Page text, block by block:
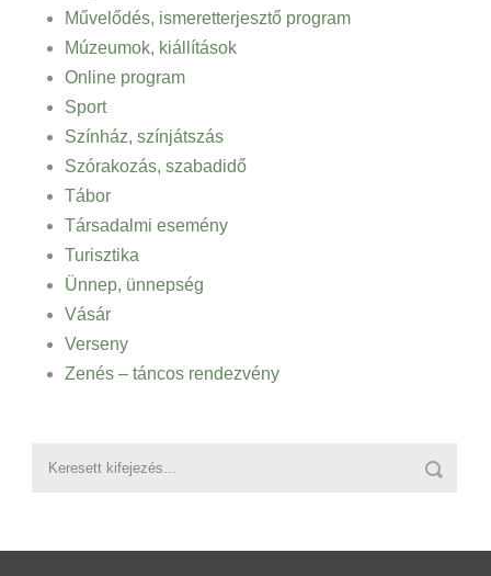
Művelődés, ismeretterjesztő program
Múzeumok, kiállítások
Online program
Sport
Színház, színjátszás
Szórakozás, szabadidő
Tábor
Társadalmi esemény
Turisztika
Ünnep, ünnepség
Vásár
Verseny
Zenés – táncos rendezvény